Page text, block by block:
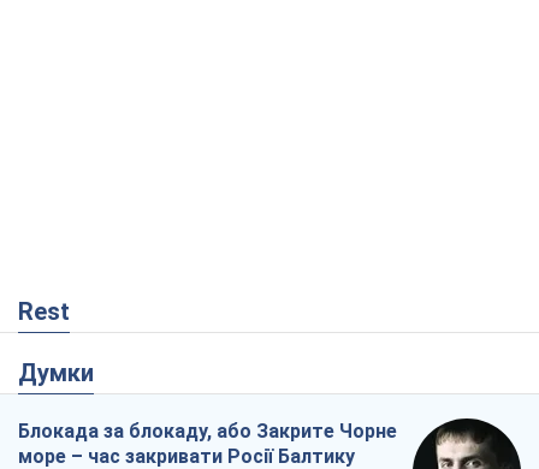
Rest
Думки
Блокада за блокаду, або Закрите Чорне
море – час закривати Росії Балтику